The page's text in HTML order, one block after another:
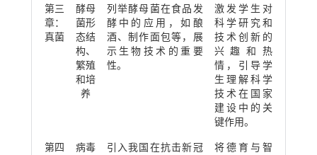
第三
章：
真菌
酵母
菌形
态结
构、
繁殖
和培
养
列举酵母菌在食品发
酵中的应用，如酿
酒、制作面包等，展
示生物技术的重要
性。
激发学生对
科学研究和
技术创新的
兴趣和热
情，引导学
生理解科学
技术在国家
建设中的关
键作用。
第四
病毒
引入我国在抗击新冠
将德育与智